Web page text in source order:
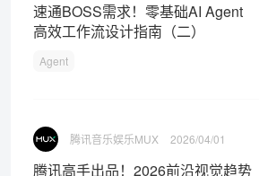
速通BOSS需求！零基础AI Agent
高效工作流设计指南（二）
Agent
腾讯音乐娱乐MUX 2026/04/01
腾讯高手出品！2026前沿视觉趋势